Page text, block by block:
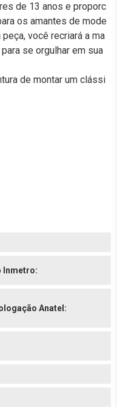
de 13 anos e proporc
os amantes de mode
você recriará a ma
se orgulhar em sua
de montar um clássi
Inmetro:
Anatel: